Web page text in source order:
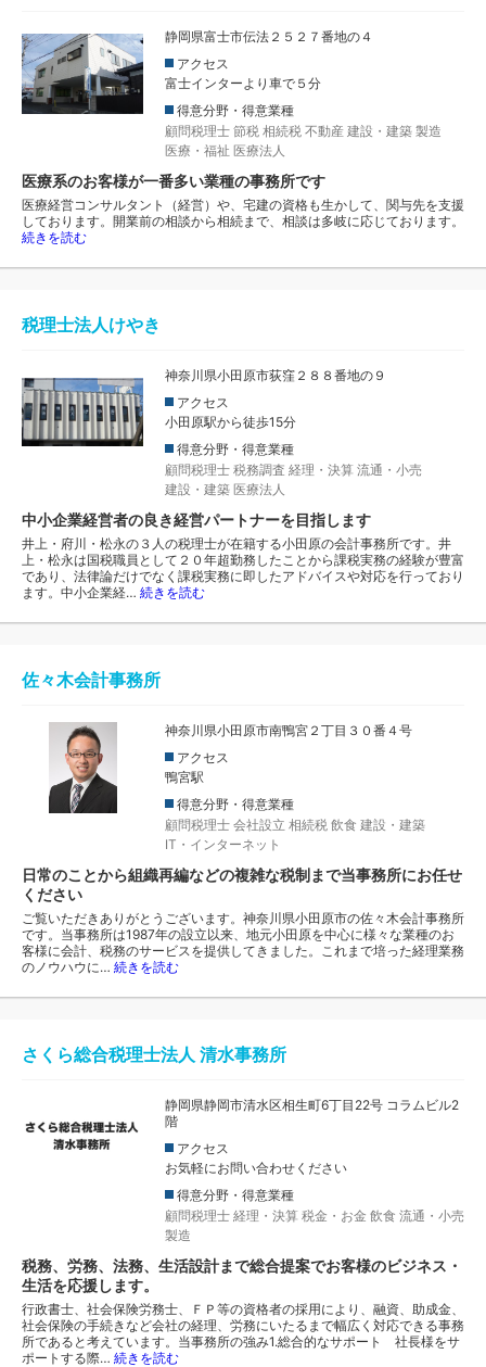
静岡県富士市伝法２５２７番地の４
アクセス
富士インターより車で５分
得意分野・得意業種
顧問税理士 節税 相続税 不動産 建設・建築 製造
医療・福祉 医療法人
医療系のお客様が一番多い業種の事務所です
医療経営コンサルタント（経営）や、宅建の資格も生かして、関与先を支援
しております。開業前の相談から相続まで、相談は多岐に応じております。
続きを読む
税理士法人けやき
神奈川県小田原市荻窪２８８番地の９
アクセス
小田原駅から徒歩15分
得意分野・得意業種
顧問税理士 税務調査 経理・決算 流通・小売
建設・建築 医療法人
中小企業経営者の良き経営パートナーを目指します
井上・府川・松永の３人の税理士が在籍する小田原の会計事務所です。井
上・松永は国税職員として２０年超勤務したことから課税実務の経験が豊富
であり、法律論だけでなく課税実務に即したアドバイスや対応を行っており
ます。中小企業経… 続きを読む
佐々木会計事務所
神奈川県小田原市南鴨宮２丁目３０番４号
アクセス
鴨宮駅
得意分野・得意業種
顧問税理士 会社設立 相続税 飲食 建設・建築
IT・インターネット
日常のことから組織再編などの複雑な税制まで当事務所にお任せ
ください
ご覧いただきありがとうございます。神奈川県小田原市の佐々木会計事務所
です。当事務所は1987年の設立以来、地元小田原を中心に様々な業種のお
客様に会計、税務のサービスを提供してきました。これまで培った経理業務
のノウハウに… 続きを読む
さくら総合税理士法人 清水事務所
静岡県静岡市清水区相生町6丁目22号 コラムビル2
階
アクセス
お気軽にお問い合わせください
得意分野・得意業種
顧問税理士 経理・決算 税金・お金 飲食 流通・小売
製造
税務、労務、法務、生活設計まで総合提案でお客様のビジネス・
生活を応援します。
行政書士、社会保険労務士、ＦＰ等の資格者の採用により、融資、助成金、
社会保険の手続きなど会社の経理、労務にいたるまで幅広く対応できる事務
所であると考えています。当事務所の強み1.総合的なサポート 社長様をサ
ポートする際… 続きを読む